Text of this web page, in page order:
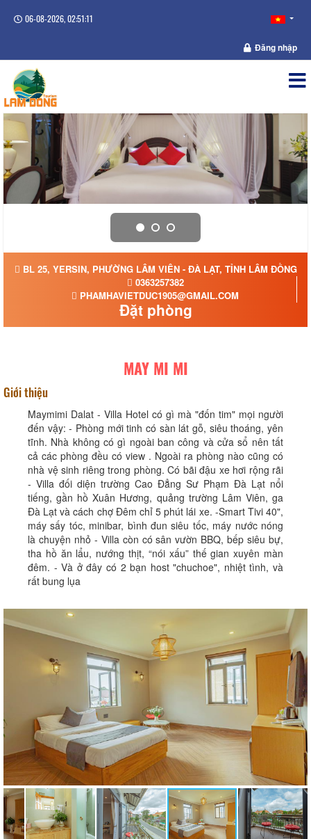
06-08-2026, 02:51:11
Đăng nhập
BL 25, YERSIN, PHƯỜNG LÂM VIÊN - ĐÀ LẠT, TỈNH LÂM ĐỒNG
0363257382
PHAMHAVIETDUC1905@GMAIL.COM
Đặt phòng
MAY MI MI
Giới thiệu
Maymimi Dalat - Villa Hotel có gì mà "đốn tim" mọi người
đến vậy: - Phòng mới tinh có sàn lát gỗ, siêu thoáng, yên
tĩnh. Nhà không có gì ngoài ban công và cửa sổ nên tất
cả các phòng đều có view . Ngoài ra phòng nào cũng có
nhà vệ sinh riêng trong phòng. Có bãi đậu xe hơi rộng rãi
- Villa đối diện trường Cao Đẳng Sư Phạm Đà Lạt nổi
tiếng, gần hồ Xuân Hương, quảng trường Lâm Viên, ga
Đà Lạt và cách chợ Đêm chỉ 5 phút lái xe. -Smart Tivi 40",
máy sấy tóc, minibar, bình đun siêu tốc, máy nước nóng
là chuyện nhỏ - Villa còn có sân vườn BBQ, bếp siêu bự,
tha hồ ăn lẩu, nướng thịt, “nói xấu” thế gian xuyên màn
đêm. - Và ở đây có 2 bạn host "chuchoe", nhiệt tình, và
rất bung lụa